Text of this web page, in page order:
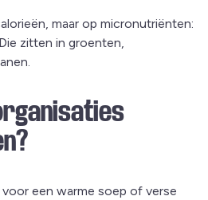
maar op micronutriënten:
zitten in groenten,
een warme soep of verse